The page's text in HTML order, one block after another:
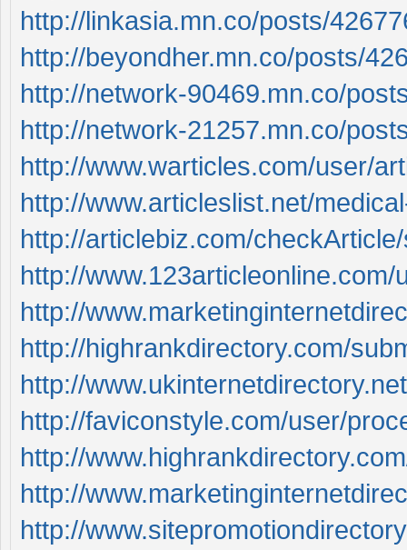
http://linkasia.mn.co/posts/
http://beyondher.mn.co/posts/
http://network-90469.mn.co/
http://network-21257.mn.co/
http://www.warticles.com/user/
http://www.articleslist.net/
http://articlebiz.com/
http://www.123articleonline.com/
http://
http://highrankdirectory.com/
http://
http://faviconstyle.com/user/
http://
http://
http://